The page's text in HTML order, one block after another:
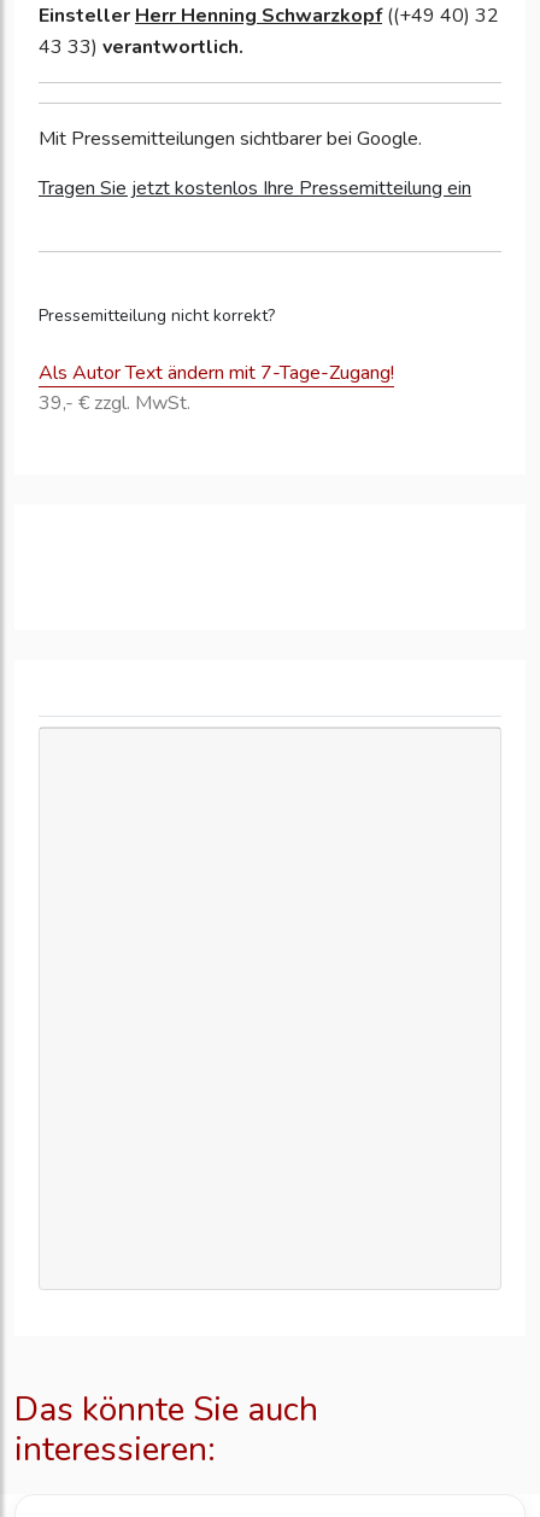
Einsteller Herr Henning Schwarzkopf((+49 40) 32
43 33) verantwortlich.
Mit Pressemitteilungen sichtbarer bei Google.
Tragen Sie jetzt kostenlos Ihre Pressemitteilung ein
Pressemitteilung nicht korrekt?
Als Autor Text ändern mit 7-Tage-Zugang!
39,- € zzgl. MwSt.
Das könnte Sie auch
interessieren: